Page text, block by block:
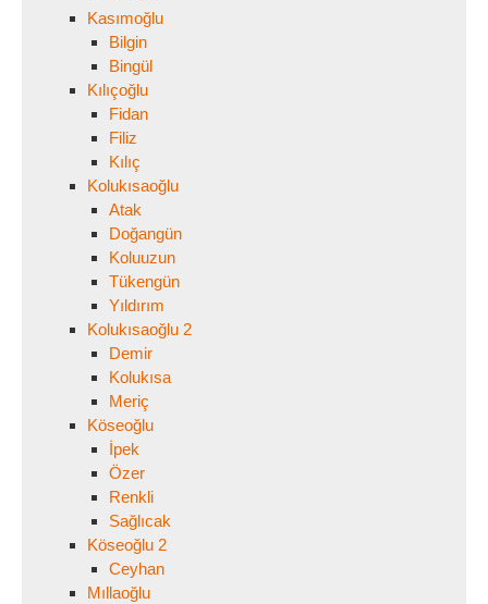
Kasımoğlu
Bilgin
Bingül
Kılıçoğlu
Fidan
Filiz
Kılıç
Kolukısaoğlu
Atak
Doğangün
Koluuzun
Tükengün
Yıldırım
Kolukısaoğlu 2
Demir
Kolukısa
Meriç
Köseoğlu
İpek
Özer
Renkli
Sağlıcak
Köseoğlu 2
Ceyhan
Mıllaoğlu